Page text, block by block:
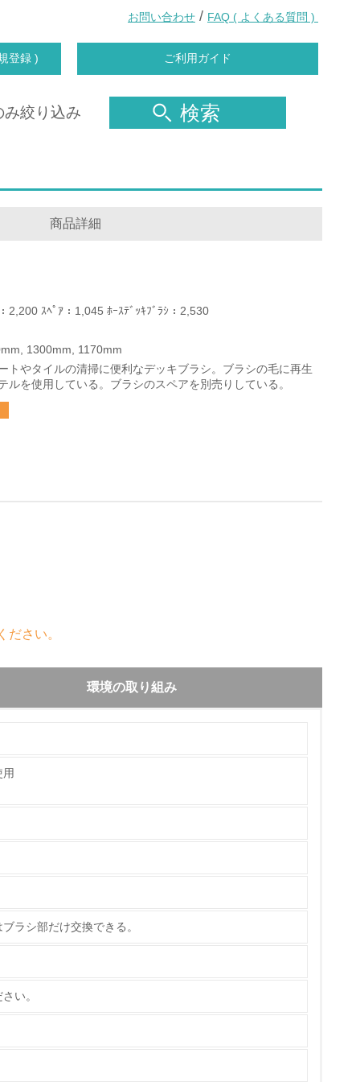
お問い合わせ / FAQ ( よくある質問 )
登録 ) ご利用ガイド
み絞り込み 検索
商品詳細
2,200 ｽﾍﾟｱ：1,045 ﾎｰｽﾃﾞｯｷﾌﾞﾗｼ：2,530
1300mm, 1170mm
トやタイルの清掃に便利なデッキブラシ。ブラシの毛に再生
ルを使用している。ブラシのスペアを別売りしている。
さい。
環境の取り組み
ラシ部だけ交換できる。
い。